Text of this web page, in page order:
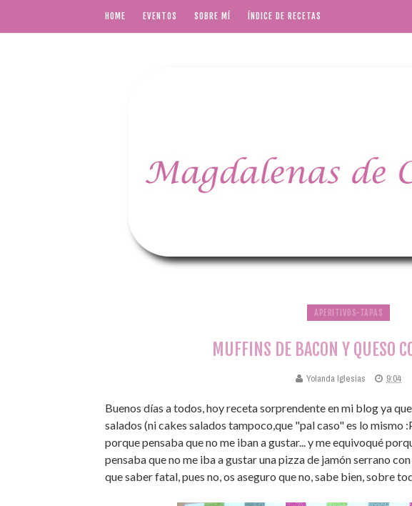
HOME EVENTOS SOBRE MÍ ÍNDICE DE RECETAS
APERITIVOS-TAPAS
MUFFINS DE BACON Y QUESO
Yolanda Iglesias 9:04
Buenos días a todos, hoy receta sorprendente en mi blog ya
salados (ni cakes salados tampoco,que "pal caso" es lo mismo
porque pensaba que no me iban a gustar... y me equivoqué
pensaba que no me iba a gustar una pizza de jamón serrano
que saber fatal, pues no, os aseguro que no, sabe bien, sobre